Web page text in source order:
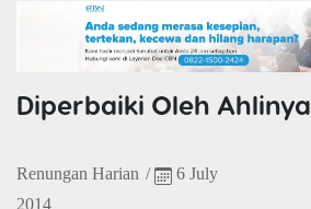
Diperbaiki Oleh Ahlinya
Renungan Harian /
6 July
2014